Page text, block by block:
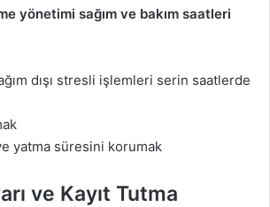
yönetimi sağım ve bakım saatleri
dışı stresli işlemleri serin saatlerde
yatma süresini korumak
ve Kayıt Tutma